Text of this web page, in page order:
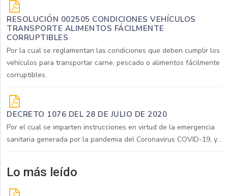
RESOLUCIÓN 002505 CONDICIONES VEHÍCULOS
TRANSPORTE ALIMENTOS FÁCILMENTE
CORRUPTIBLES
Por la cual se reglamentan las condiciones que deben cumplir los
vehículos para transportar carne, pescado o alimentos fácilmente
corruptibles.
DECRETO 1076 DEL 28 DE JULIO DE 2020
Por el cual se imparten instrucciones en virtud de la emergencia
sanitaria generada por la pandemia del Coronavirus COVID-19, y...
Lo más leído